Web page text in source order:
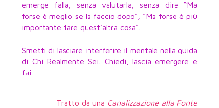
emerge falla, senza valutarla, senza dire “Ma
forse è meglio se la faccio dopo”, “Ma forse è più
importante fare quest’altra cosa”.
Smetti di lasciare interferire il mentale nella guida
di Chi Realmente Sei. Chiedi, lascia emergere e
fai.
Tratto da una Canalizzazione alla Fonte